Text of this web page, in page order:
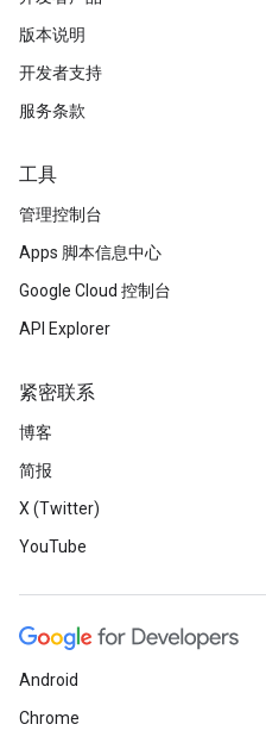
版本说明
开发者支持
服务条款
工具
管理控制台
Apps 脚本信息中心
Google Cloud 控制台
API Explorer
紧密联系
博客
简报
X (Twitter)
YouTube
Android
Chrome